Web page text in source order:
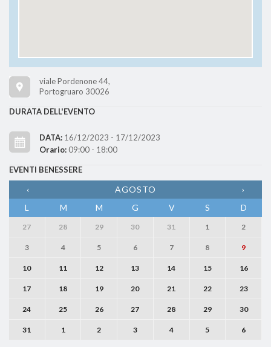
viale Pordenone 44,
Portogruaro 30026
DURATA DELL'EVENTO
DATA: 16/12/2023 - 17/12/2023
Orario: 09:00 - 18:00
EVENTI BENESSERE
‹ AGOSTO
›
L
M M G V S D
27 28 29 30 31 1 2
3 4 5 6 7 8 9
10 11 12 13 14 15 16
17 18 19 20 21 22 23
24 25 26 27 28 29 30
31 1 2 3 4 5 6